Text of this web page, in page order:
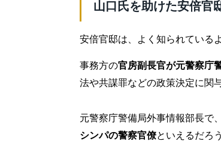
山口氏を助けた安倍官
安倍官邸は、よく知られている
事務方の官房副長官が元警察庁
法や共謀罪などの政策決定に関
元警察庁警備局外事情報部長で
シンパの警察官僚といえるだろう